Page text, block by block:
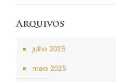
Arquivos
julho 2025
maio 2025